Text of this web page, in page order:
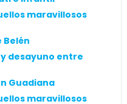
maravillosos
Belén
desayuno entre
Guadiana
maravillosos